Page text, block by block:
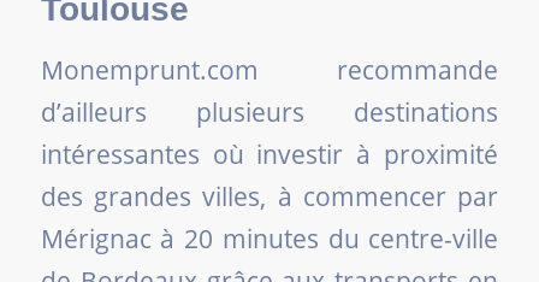
Toulouse
Monemprunt.com recommande
d’ailleurs plusieurs destinations
intéressantes où investir à proximité
des grandes villes, à commencer par
Mérignac à 20 minutes du centre-ville